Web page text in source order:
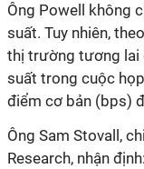
Ông Powell không
suất. Tuy nhiên,
thị trường tương lai
suất trong cuộc
điểm cơ bản (bps)
Ông Sam Stovall,
Research, nhận